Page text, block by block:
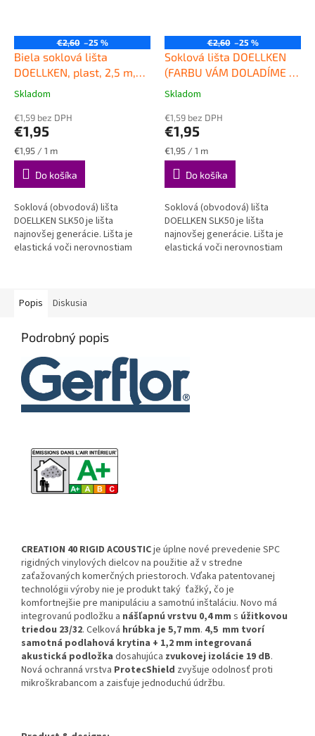
€2,60 –25 %
Biela soklová lišta
DOELLKEN, plast, 2,5 m,
výška 50 mm
DOELLKEN SLK50
Priemerné
produktu
je
5,0
z
hviezdičiek.
Skladom
€1,59 bez DPH
€1,95
Jednotková
cena:
€1,95 / 1 m
Do košíka
Soklová (obvodová) lišta
DOELLKEN SLK50 je lišta
najnovšej generácie. Lišta je
elastická voči nerovnostiam
€2,60 –25 %
Soklová lišta DOELLKEN
(FARBU VÁM DOLADÍME K
PODLAHE), plast, 2,5 m,
plastová obvodová lišta
DOELLKEN SLK50
Priemerné
produktu
je
4,5
z
hviezdičiek.
Skladom
€1,59 bez DPH
€1,95
Jednotková
cena:
€1,95 / 1 m
Do košíka
Soklová (obvodová) lišta
DOELLKEN SLK50 je lišta
najnovšej generácie. Lišta je
elastická voči nerovnostiam
Popis Diskusia
Podrobný popis
CREATION 40 RIGID ACOUSTICje úplne nové prevedenie SPC
rigidných vinylových dielcov na použitie až v stredne
zaťažovaných komerčných priestoroch. Vďaka patentovanej
technológii výroby nie je produkt taký ťažký, čo je
komfortnejšie pre manipuláciu a samotnú inštaláciu. Novo má
integrovanú podložku a nášľapnú vrstvu 0,4 mm s úžitkovou
triedou 23/32. Celková hrúbka je 5,7 mm. 4,5 mm tvorí
samotná podlahová krytina + 1,2 mm integrovaná
akustická podložka dosahujúca zvukovej izolácie 19 dB.
Nová ochranná vrstva ProtecShield zvyšuje odolnosť proti
mikroškrabancom a zaisťuje jednoduchú údržbu.